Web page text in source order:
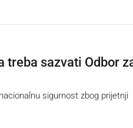
treba sazvati Odbor
sigurnost zbog prijetnji